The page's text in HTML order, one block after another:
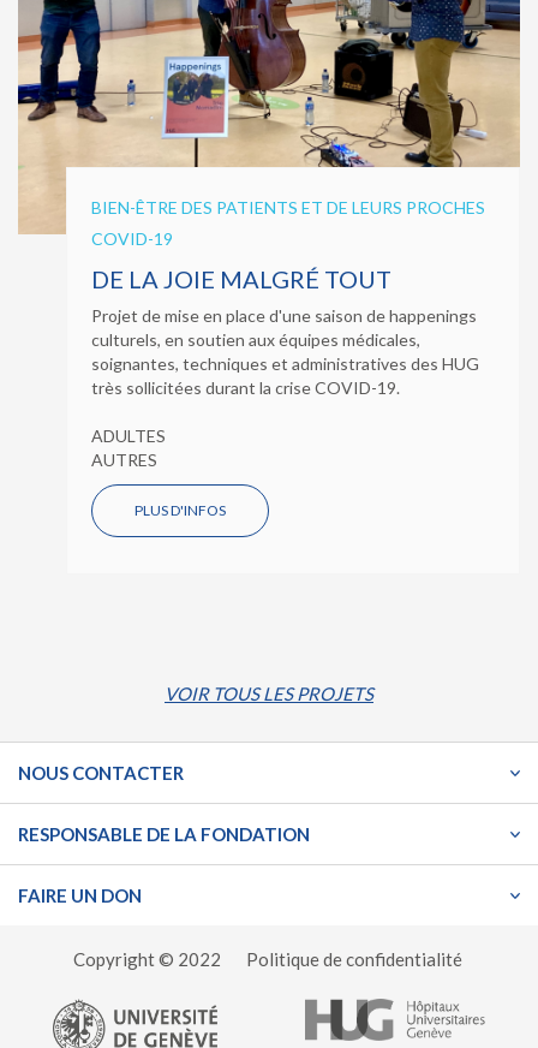
BIEN-ÊTRE DES PATIENTS ET DE LEURS PROCHES
COVID-19
DE LA JOIE MALGRÉ TOUT
Projet de mise en place d'une saison de happenings
culturels, en soutien aux équipes médicales,
soignantes, techniques et administratives des HUG
très sollicitées durant la crise COVID-19.
ADULTES
AUTRES
PLUS D'INFOS
VOIR TOUS LES PROJETS
NOUS CONTACTER
RESPONSABLE DE LA FONDATION
FAIRE UN DON
Copyright © 2022 Politique de confidentialité